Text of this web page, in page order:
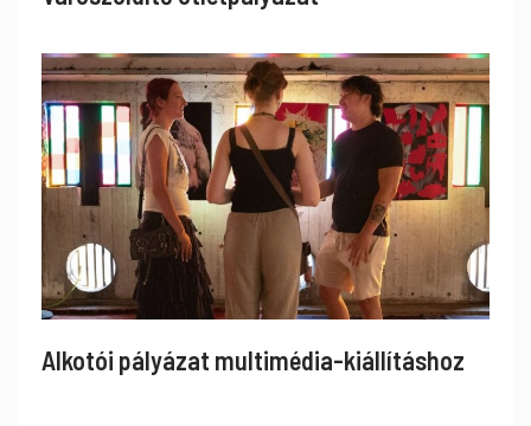
Alkotói pályázat multimédia-kiállításhoz